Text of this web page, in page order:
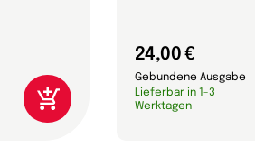
24,00 €
Gebundene Ausgabe
Lieferbar in 1-3
Werktagen